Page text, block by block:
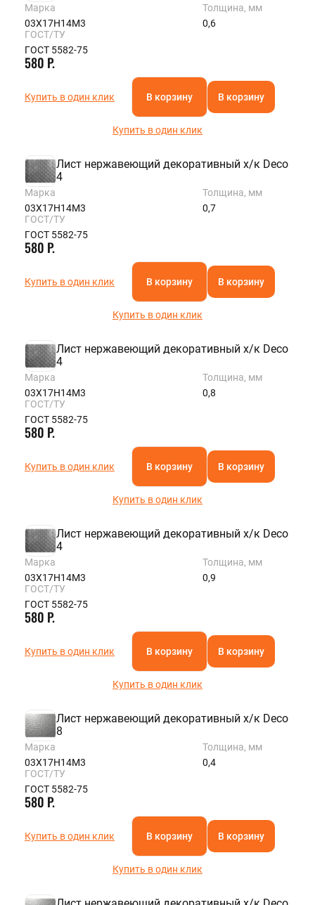
Марка
03Х17Н14М3
Толщина, мм
0,6
ГОСТ/ТУ
ГОСТ 5582-75
580 Р.
Купить в один клик В корзину В корзину
Купить в один клик
Лист нержавеющий декоративный х/к Deco
4
Марка
03Х17Н14М3
Толщина, мм
0,7
ГОСТ/ТУ
ГОСТ 5582-75
580 Р.
Купить в один клик В корзину В корзину
Купить в один клик
Лист нержавеющий декоративный х/к Deco
4
Марка
03Х17Н14М3
Толщина, мм
0,8
ГОСТ/ТУ
ГОСТ 5582-75
580 Р.
Купить в один клик В корзину В корзину
Купить в один клик
Лист нержавеющий декоративный х/к Deco
4
Марка
03Х17Н14М3
Толщина, мм
0,9
ГОСТ/ТУ
ГОСТ 5582-75
580 Р.
Купить в один клик В корзину В корзину
Купить в один клик
Лист нержавеющий декоративный х/к Deco
8
Марка
03Х17Н14М3
Толщина, мм
0,4
ГОСТ/ТУ
ГОСТ 5582-75
580 Р.
Купить в один клик В корзину В корзину
Купить в один клик